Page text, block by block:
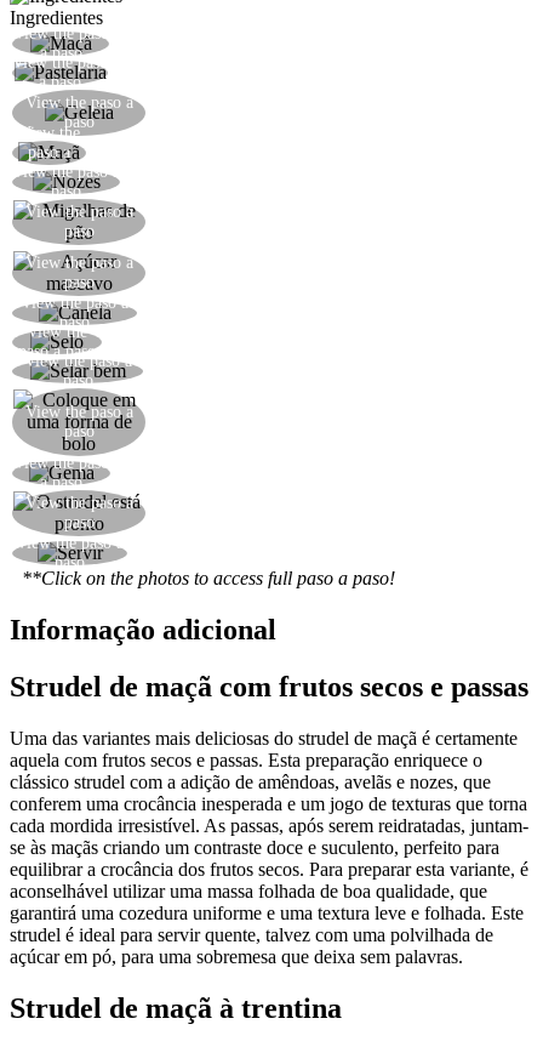
Ingredientes
View the paso
a paso
View the paso
a paso
View the paso a
paso
View the
paso a
paso
View the paso a
paso
View the paso a
paso
View the paso a
paso
View the paso a
paso
View the
paso a paso
View the paso a
paso
View the paso a
paso
View the paso
a paso
View the paso a
paso
View the paso a
paso
**Click on the photos to access full paso a paso!
Informação adicional
Strudel de maçã com frutos secos e passas
Uma das variantes mais deliciosas do strudel de maçã é certamente
aquela com frutos secos e passas. Esta preparação enriquece o
clássico strudel com a adição de amêndoas, avelãs e nozes, que
conferem uma crocância inesperada e um jogo de texturas que torna
cada mordida irresistível. As passas, após serem reidratadas, juntam-
se às maçãs criando um contraste doce e suculento, perfeito para
equilibrar a crocância dos frutos secos. Para preparar esta variante, é
aconselhável utilizar uma massa folhada de boa qualidade, que
garantirá uma cozedura uniforme e uma textura leve e folhada. Este
strudel é ideal para servir quente, talvez com uma polvilhada de
açúcar em pó, para uma sobremesa que deixa sem palavras.
Strudel de maçã à trentina